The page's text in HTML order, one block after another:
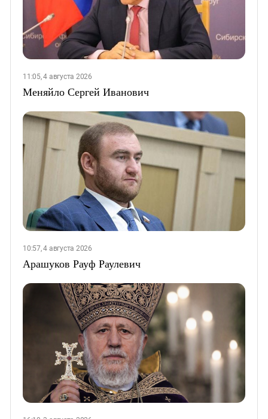
11:05, 4 августа 2026
Меняйло Сергей Иванович
10:57, 4 августа 2026
Арашуков Рауф Раулевич